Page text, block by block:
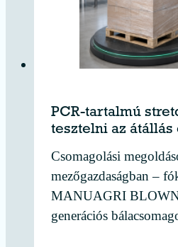
PCR-tartalmú
tesztelni az átállás
Csomagolási
mezőgazdaságban –
MANUAGRI
generációs